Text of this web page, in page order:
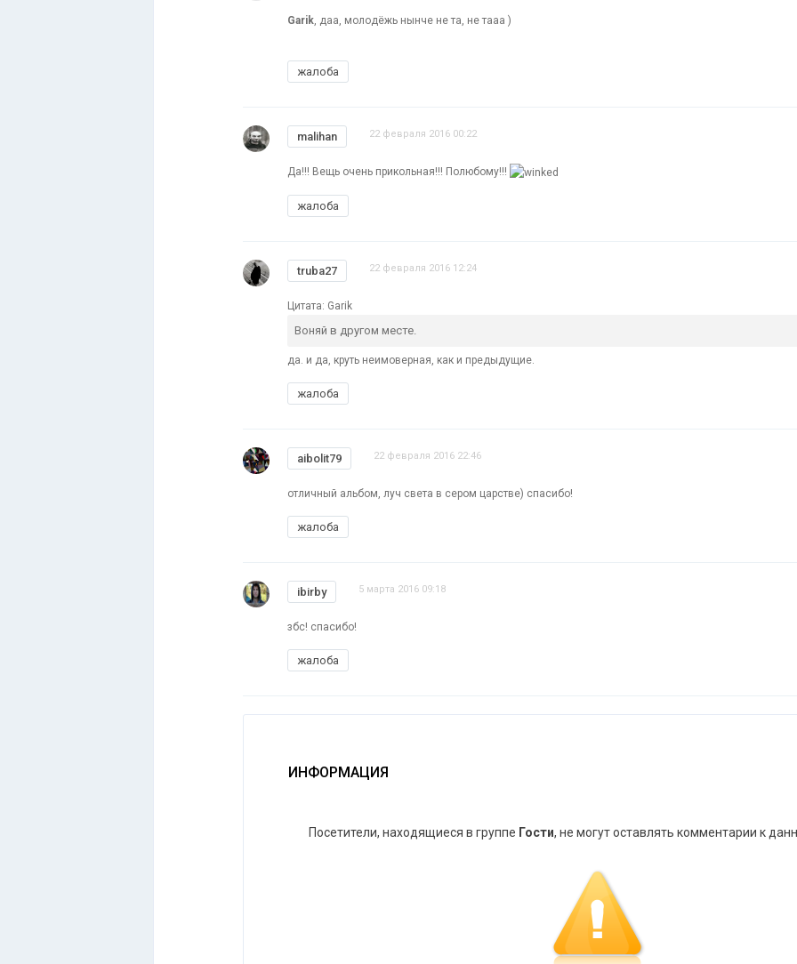
Garik, даа, молодёжь нынче не та, не тааа )
жалоба
malihan 22 февраля 2016 00:22
Да!!! Вещь очень прикольная!!! Полюбому!!!
жалоба
truba27 22 февраля 2016 12:24
Цитата: Garik
Воняй в другом месте.
да. и да, круть неимоверная, как и предыдущие.
жалоба
aibolit79 22 февраля 2016 22:46
отличный альбом, луч света в сером царстве) спасибо!
жалоба
ibirby 5 марта 2016 09:18
збс! спасибо!
жалоба
ИНФОРМАЦИЯ
Посетители, находящиеся в группе Гости, не могут оставлять комментарии к